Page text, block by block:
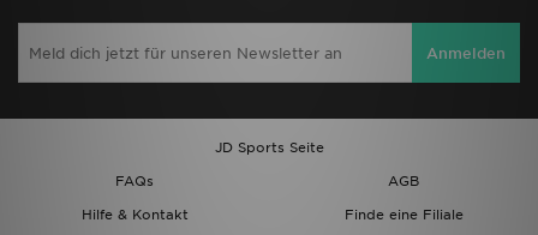
Anmelden
JD Sports Seite
FAQs
AGB
Hilfe & Kontakt
Finde eine Filiale